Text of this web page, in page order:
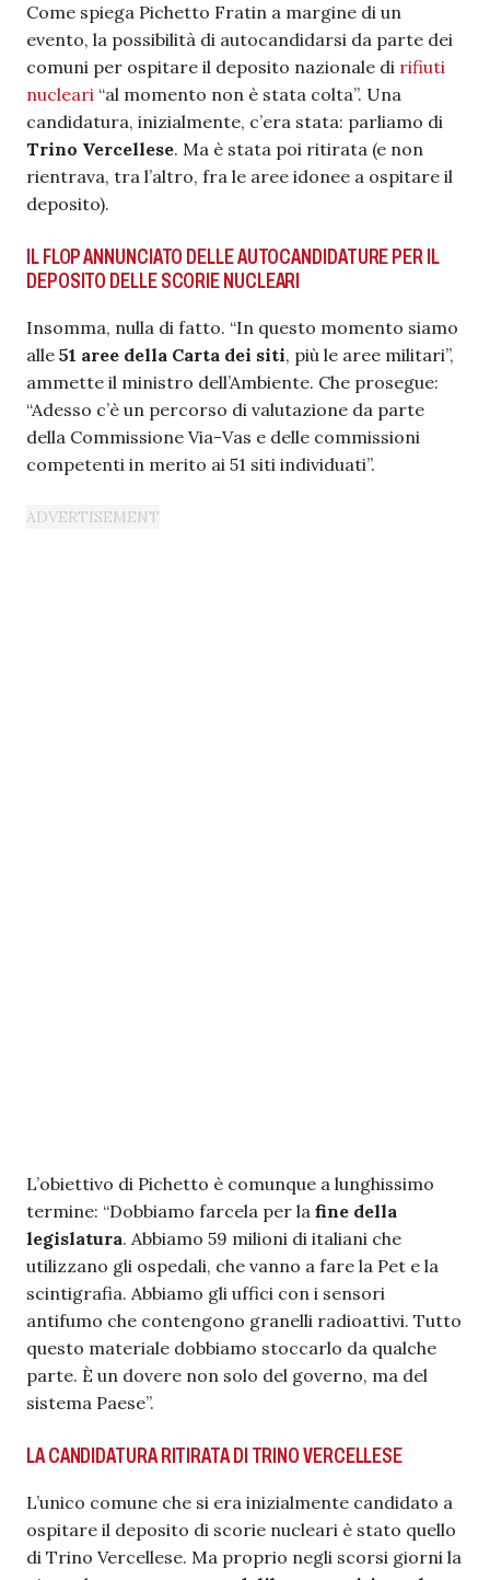
Come spiega Pichetto Fratin a margine di un
evento, la possibilità di autocandidarsi da parte dei
comuni per ospitare il deposito nazionale di rifiuti
nucleari “al momento non è stata colta”. Una
candidatura, inizialmente, c’era stata: parliamo di
Trino Vercellese. Ma è stata poi ritirata (e non
rientrava, tra l’altro, fra le aree idonee a ospitare il
deposito).
IL FLOP ANNUNCIATO DELLE AUTOCANDIDATURE PER IL
DEPOSITO DELLE SCORIE NUCLEARI
Insomma, nulla di fatto. “In questo momento siamo
alle 51 aree della Carta dei siti, più le aree militari”,
ammette il ministro dell’Ambiente. Che prosegue:
“Adesso c’è un percorso di valutazione da parte
della Commissione Via-Vas e delle commissioni
competenti in merito ai 51 siti individuati”.
L’obiettivo di Pichetto è comunque a lunghissimo
termine: “Dobbiamo farcela per la fine della
legislatura. Abbiamo 59 milioni di italiani che
utilizzano gli ospedali, che vanno a fare la Pet e la
scintigrafia. Abbiamo gli uffici con i sensori
antifumo che contengono granelli radioattivi. Tutto
questo materiale dobbiamo stoccarlo da qualche
parte. È un dovere non solo del governo, ma del
sistema Paese”.
LA CANDIDATURA RITIRATA DI TRINO VERCELLESE
L’unico comune che si era inizialmente candidato a
ospitare il deposito di scorie nucleari è stato quello
di Trino Vercellese. Ma proprio negli scorsi giorni la